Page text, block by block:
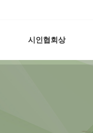
시인협회상